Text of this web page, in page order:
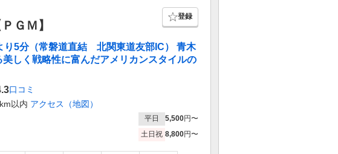
ＧＭ】
登録
り5分（常磐道直結 北関東道友部IC） 青木
しく戦略性に富んだアメリカンスタイルの
口コミ
以内 アクセス（地図）
平日 5,500円〜
土日祝 8,800円〜